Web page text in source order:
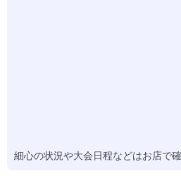
細心の状況や大会日程などはお店で確